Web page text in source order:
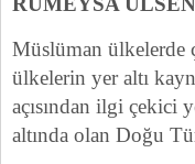
Müslüman ülkelerde
ülkelerin yer altı
açısından ilgi çekici
altında olan Doğu